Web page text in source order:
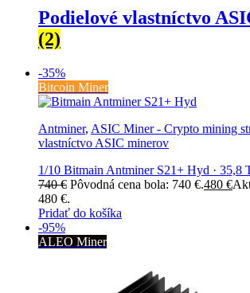
Podielové vlastníctvo
(2)
-35%
Bitcoin Miner
Antminer, ASIC Miner - Crypto mining
vlastníctvo ASIC minerov
1/10 Bitmain Antminer S21+ Hyd · 35,8
740€ Pôvodná cena bola: 740 €.480 €
480 €.
Pridať do košíka
-95%
ALEO Miner